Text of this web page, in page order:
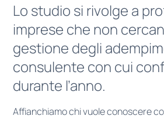
Lo studio si rivolge a
imprese che non
gestione degli
consulente con cui
durante l’anno.
Affianchiamo chi vuole conoscere